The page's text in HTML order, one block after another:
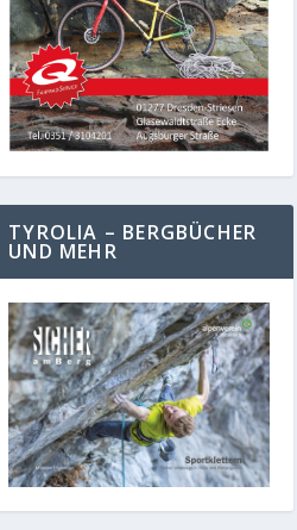
TYROLIA – BERGBÜCHER
UND MEHR